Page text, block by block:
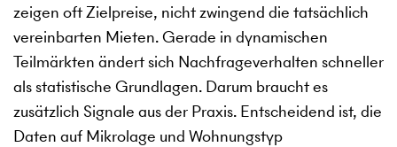
zeigen oft Zielpreise, nicht zwingend die tatsächlich
vereinbarten Mieten. Gerade in dynamischen
Teilmärkten ändert sich Nachfrageverhalten schneller
als statistische Grundlagen. Darum braucht es
zusätzlich Signale aus der Praxis. Entscheidend ist, die
Daten auf Mikrolage und Wohnungstyp